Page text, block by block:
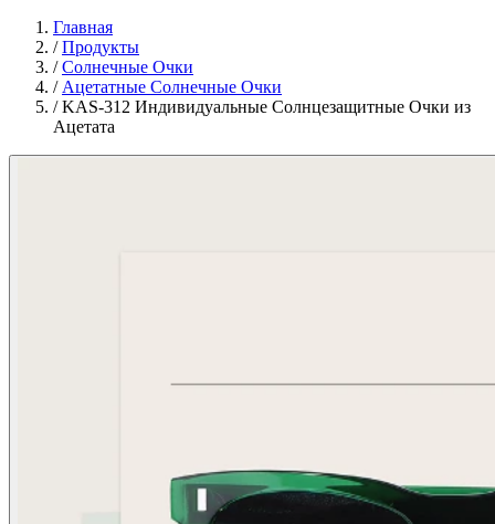
Главная
/Продукты
/Солнечные Очки
/ Ацетатные Солнечные Очки
/KAS-312 Индивидуальные Солнцезащитные Очки из
Ацетата